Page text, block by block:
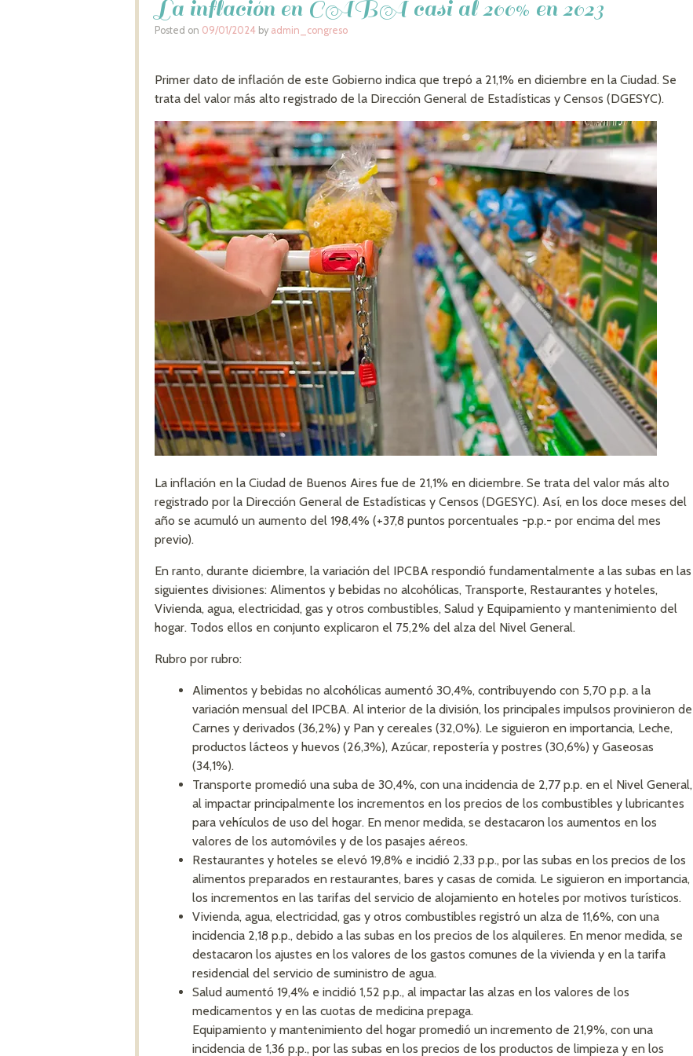
La inflación en CABA casi al 200% en 2023
Posted on 09/01/2024 by admin_congreso
Primer dato de inflación de este Gobierno indica que trepó a 21,1% en diciembre en la Ciudad. Se
trata del valor más alto registrado de la Dirección General de Estadísticas y Censos (DGESYC).
La inflación en la Ciudad de Buenos Aires fue de 21,1% en diciembre. Se trata del valor más alto
registrado por la Dirección General de Estadísticas y Censos (DGESYC). Así, en los doce meses del
año se acumuló un aumento del 198,4% (+37,8 puntos porcentuales -p.p.- por encima del mes
previo).
En ranto, durante diciembre, la variación del IPCBA respondió fundamentalmente a las subas en las
siguientes divisiones: Alimentos y bebidas no alcohólicas, Transporte, Restaurantes y hoteles,
Vivienda, agua, electricidad, gas y otros combustibles, Salud y Equipamiento y mantenimiento del
hogar. Todos ellos en conjunto explicaron el 75,2% del alza del Nivel General.
Rubro por rubro:
Alimentos y bebidas no alcohólicas aumentó 30,4%, contribuyendo con 5,70 p.p. a la
variación mensual del IPCBA. Al interior de la división, los principales impulsos provinieron de
Carnes y derivados (36,2%) y Pan y cereales (32,0%). Le siguieron en importancia, Leche,
productos lácteos y huevos (26,3%), Azúcar, repostería y postres (30,6%) y Gaseosas
(34,1%).
Transporte promedió una suba de 30,4%, con una incidencia de 2,77 p.p. en el Nivel General,
al impactar principalmente los incrementos en los precios de los combustibles y lubricantes
para vehículos de uso del hogar. En menor medida, se destacaron los aumentos en los
valores de los automóviles y de los pasajes aéreos.
Restaurantes y hoteles se elevó 19,8% e incidió 2,33 p.p., por las subas en los precios de los
alimentos preparados en restaurantes, bares y casas de comida. Le siguieron en importancia,
los incrementos en las tarifas del servicio de alojamiento en hoteles por motivos turísticos.
Vivienda, agua, electricidad, gas y otros combustibles registró un alza de 11,6%, con una
incidencia 2,18 p.p., debido a las subas en los precios de los alquileres. En menor medida, se
destacaron los ajustes en los valores de los gastos comunes de la vivienda y en la tarifa
residencial del servicio de suministro de agua.
Salud aumentó 19,4% e incidió 1,52 p.p., al impactar las alzas en los valores de los
medicamentos y en las cuotas de medicina prepaga.
Equipamiento y mantenimiento del hogar promedió un incremento de 21,9%, con una
incidencia de 1,36 p.p., por las subas en los precios de los productos de limpieza y en los